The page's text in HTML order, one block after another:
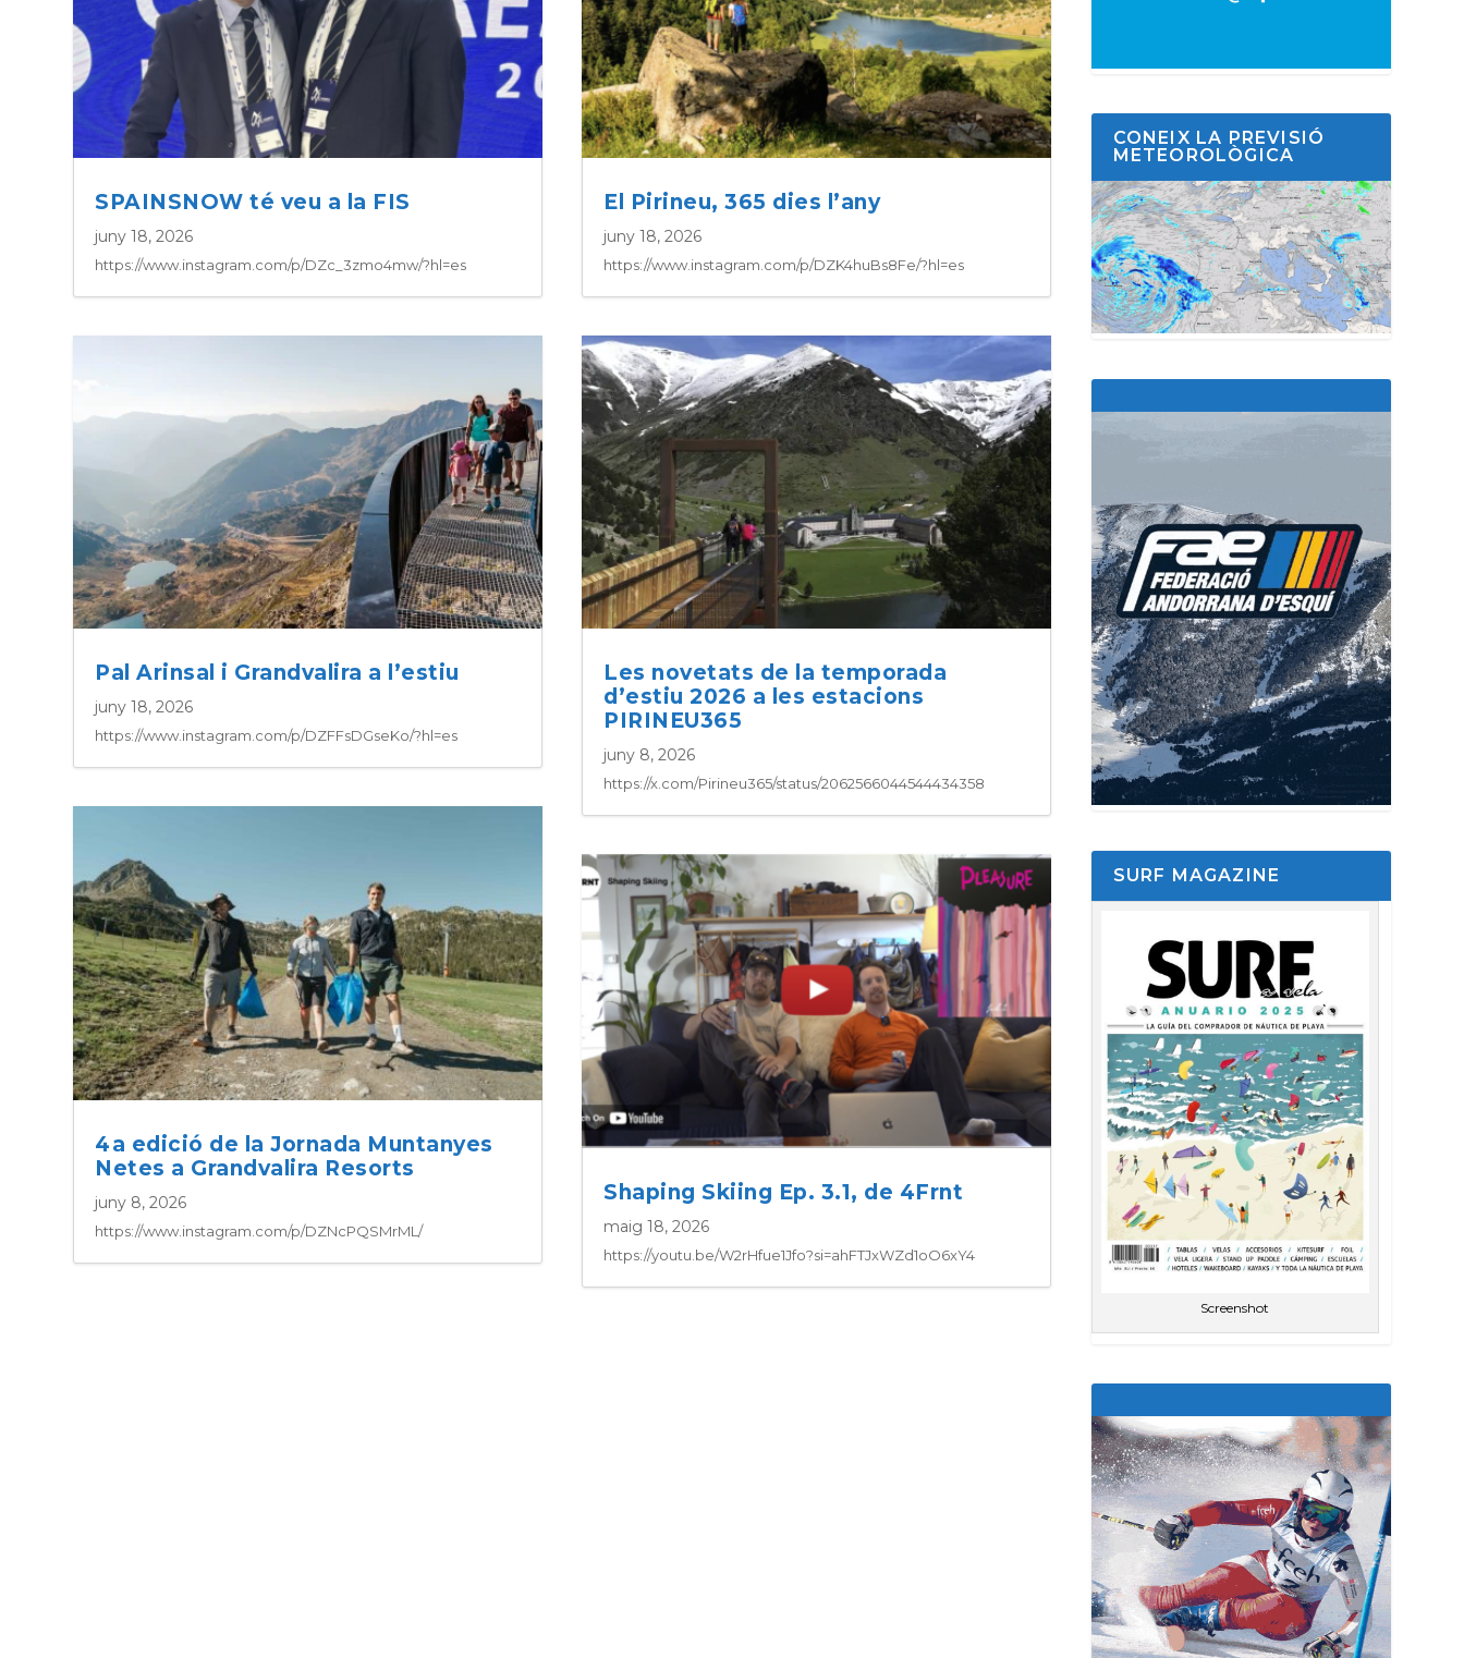
SPAINSNOW té veu a la FIS
juny 18, 2026
https://www.instagram.com/p/DZc_3zmo4mw/?hl=es
Pal Arinsal i Grandvalira a l’estiu
juny 18, 2026
https://www.instagram.com/p/DZFFsDGseKo/?hl=es
4a edició de la Jornada Muntanyes
Netes a Grandvalira Resorts
juny 8, 2026
https://www.instagram.com/p/DZNcPQSMrML/
El Pirineu, 365 dies l’any
juny 18, 2026
https://www.instagram.com/p/DZK4huBs8Fe/?hl=es
Les novetats de la temporada
d’estiu 2026 a les estacions
PIRINEU365
juny 8, 2026
https://x.com/Pirineu365/status/2062566044544434358
Shaping Skiing Ep. 3.1, de 4Frnt
maig 18, 2026
https://youtu.be/W2rHfue1Jfo?si=ahFTJxWZd1oO6xY4
CONEIX LA PREVISIÓ
METEOROLÒGICA
SURF MAGAZINE
Screenshot